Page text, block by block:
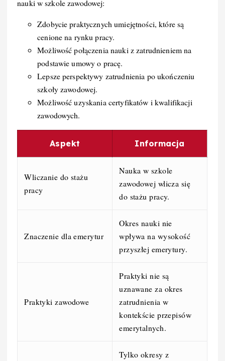
nauki w szkole zawodowej:
Zdobycie praktycznych umiejętności, które są
cenione na rynku pracy.
Możliwość połączenia nauki z zatrudnieniem na
podstawie umowy o pracę.
Lepsze perspektywy zatrudnienia po ukończeniu
szkoły zawodowej.
Możliwość uzyskania certyfikatów i kwalifikacji
zawodowych.
Aspekt Informacja
Wliczanie do stażu
pracy
Nauka w szkole
zawodowej wlicza się
do stażu pracy.
Znaczenie dla emerytur
Okres nauki nie
wpływa na wysokość
przyszłej emerytury.
Praktyki zawodowe
Praktyki nie są
uznawane za okres
zatrudnienia w
kontekście przepisów
emerytalnych.
Tylko okresy z